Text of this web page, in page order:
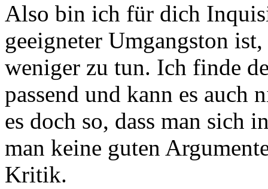
Also bin ich für dich
geeigneter Umgangston
weniger zu tun. Ich finde
passend und kann es
es doch so, dass man sich
man keine guten
Kritik.